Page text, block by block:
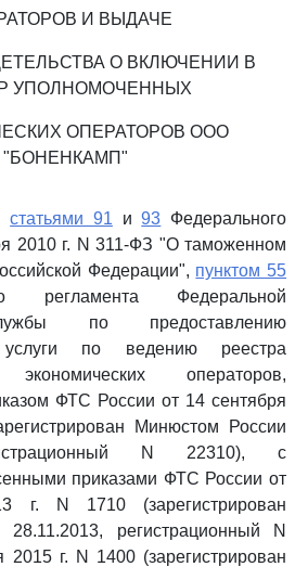
И ВЫДАЧЕ
О ВКЛЮЧЕНИИ В
УПОЛНОМОЧЕННЫХ
ОПЕРАТОРОВ ООО
"БОНЕНКАМП"
статьями 91 и93 Федерального
2010 г. N 311-ФЗ "О таможенном
Федерации", пунктом 55
регламента Федеральной
по предоставлению
услуги по ведению реестра
экономических операторов,
ФТС России от 14 сентября
Минюстом России
N 22310), с
приказами ФТС России от
г. N 1710 (зарегистрирован
регистрационный N
г. N 1400 (зарегистрирован